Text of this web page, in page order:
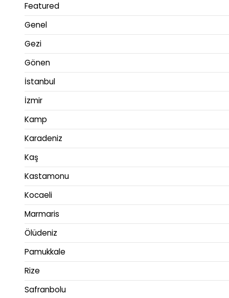
Featured
Genel
Gezi
Gönen
İstanbul
İzmir
Kamp
Karadeniz
Kaş
Kastamonu
Kocaeli
Marmaris
Ölüdeniz
Pamukkale
Rize
Safranbolu